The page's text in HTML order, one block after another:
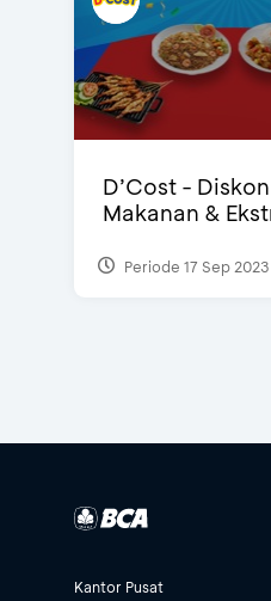
D’Cost -
Makanan &
Periode 17 Sep 2023
Kantor Pusat